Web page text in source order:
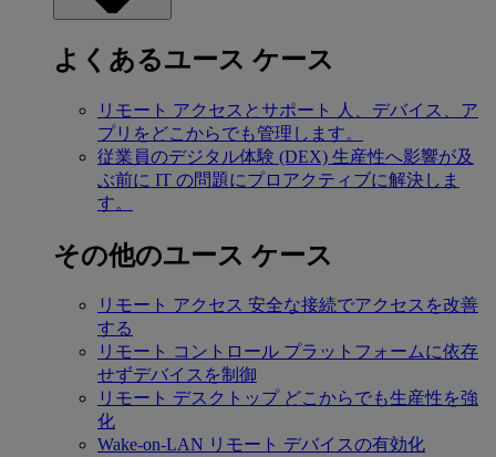
よくあるユース ケース
リモート アクセスとサポート
人、デバイス、ア
プリをどこからでも管理します。
従業員のデジタル体験 (DEX) 生産性へ影響が及
ぶ前に IT の問題にプロアクティブに解決しま
す。
その他のユース ケース
リモート アクセス 安全な接続でアクセスを改善
する
リモート コントロール プラットフォームに依存
せずデバイスを制御
リモート デスクトップ どこからでも生産性を強
化
Wake-on-LAN リモート デバイスの有効化